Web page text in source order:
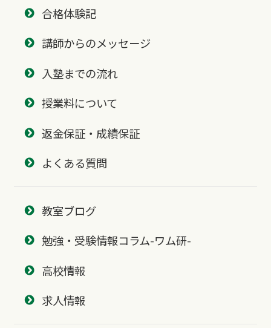
合格体験記
講師からのメッセージ
入塾までの流れ
授業料について
返金保証・成績保証
よくある質問
教室ブログ
勉強・受験情報コラム-ワム研-
高校情報
求人情報